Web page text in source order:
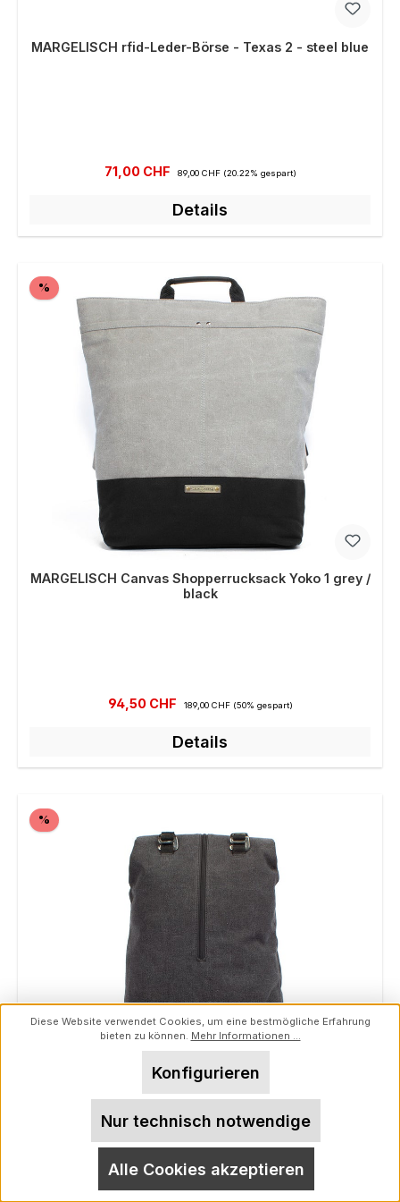
MARGELISCH rfid-Leder-Börse - Texas 2 - steel blue
Verkaufspreis:
71,00 CHF 89,00 CHF (20.22% gespart)
Details
%Rabatt
MARGELISCH Canvas Shopperrucksack Yoko 1 grey /
black
Verkaufspreis:
94,50 CHF 189,00 CHF (50% gespart)
Details
%Rabatt
charcoal
Diese Website verwendet Cookies, um eine bestmögliche Erfahrung
bieten zu können. Mehr Informationen ...
Nur technisch notwendige
Konfigurieren
Alle Cookies akzeptieren